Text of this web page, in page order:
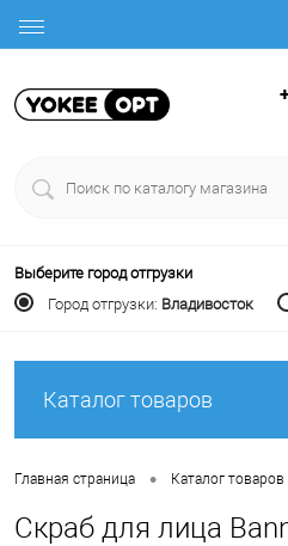
Выберите город отгрузки
Город отгрузки: Владивосток
Каталог товаров
Главная страница • Каталог товаров
Скраб для лица